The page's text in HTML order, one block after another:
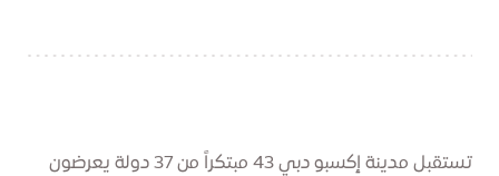
تستقبل مدينة إكسبو دبي 43 مبتكراً من 37 دولة يعرضون